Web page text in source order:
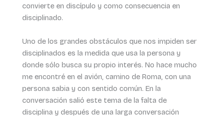
convierte en discípulo y como consecuencia en
disciplinado.
Uno de los grandes obstáculos que nos impiden ser
disciplinados es la medida que usa la persona y
donde sólo busca su propio interés. No hace mucho
me encontré en el avión, camino de Roma, con una
persona sabia y con sentido común. En la
conversación salió este tema de la falta de
disciplina y después de una larga conversación